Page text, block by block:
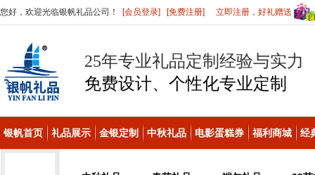
您好，欢迎光临银帆礼品公司！ [会员登录] [免费注册] 立即注册，好礼赠送
25年专业礼品定制经验与实力
免费设计、个性化专业定制
银帆首页 礼品展示 金银定制 中秋礼品 电影蛋糕券 福利商城 经